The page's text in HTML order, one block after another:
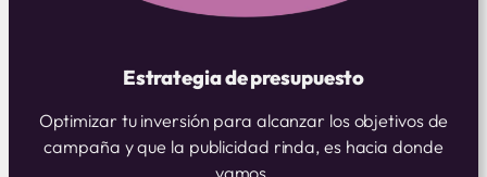
Estrategia de presupuesto
Optimizar tu inversión para alcanzar los objetivos de
campaña y que la publicidad rinda, es hacia donde